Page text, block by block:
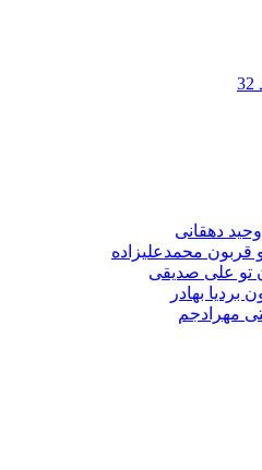
دهقانی
قربون محمدعلیزاده
تو علی صدیقی
بردیا بهادر
مهرادجم